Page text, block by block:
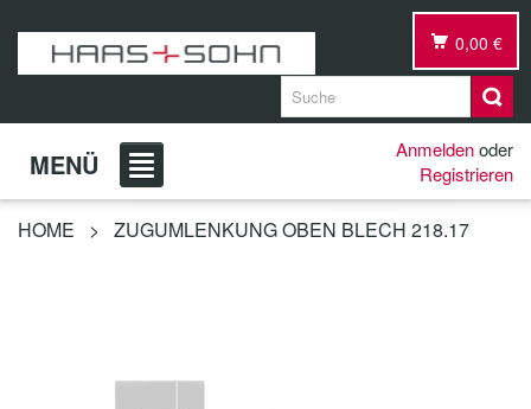
0,00 €
MENÜ Anmeldenoder
Registrieren
HOME > ZUGUMLENKUNG OBEN BLECH 218.17